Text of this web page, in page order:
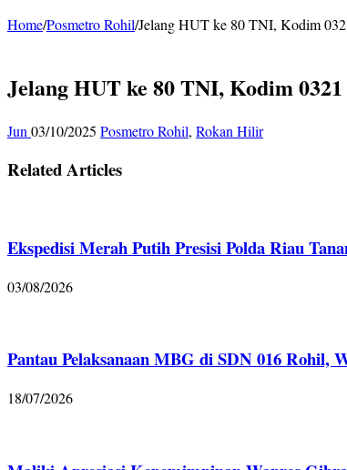
Home/Posmetro Rohil/Jelang HUT ke 80 TNI, Kodim
Jelang HUT ke 80 TNI, Kodim
Jun 03/10/2025 Posmetro Rohil, Rokan Hilir
Related Articles
Ekspedisi Merah Putih Presisi Polda Riau
03/08/2026
Pantau Pelaksanaan MBG di SDN 016 Rohil,
18/07/2026